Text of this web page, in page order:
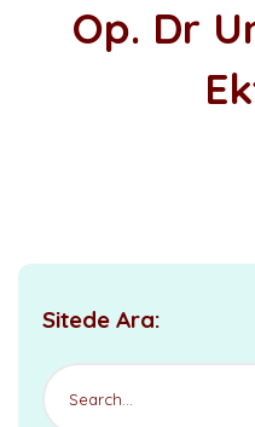
Op. Dr
Sitede Ara: